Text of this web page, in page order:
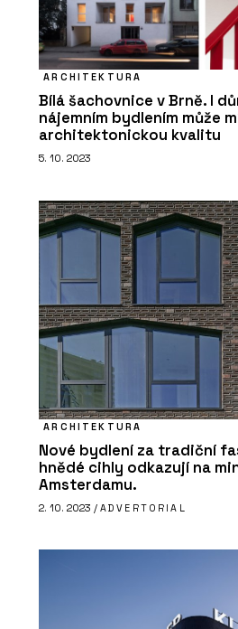
Rigips
PRODUKTY
Akustické podhledy
ARCHITEKTURA
Bílá šachovnice v Brně. I
nájemním bydlením může
architektonickou kvalitu
5. 10. 2023
ARCHITEKTURA
Nové bydlení za tradiční
hnědé cihly odkazují na
Amsterdamu.
2. 10. 2023 / ADVERTORIAL